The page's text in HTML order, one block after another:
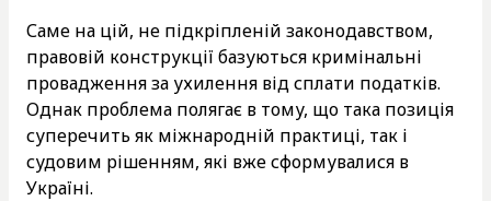
Саме на цій, не підкріпленій законодавством,
правовій конструкції базуються кримінальні
провадження за ухилення від сплати податків.
Однак проблема полягає в тому, що така позиція
суперечить як міжнародній практиці, так і
судовим рішенням, які вже сформувалися в
Україні.